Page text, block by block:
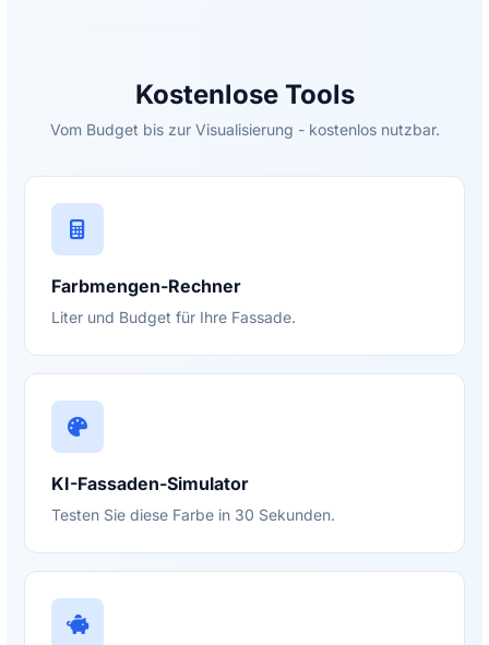
Kostenlose Tools
Vom Budget bis zur Visualisierung - kostenlos nutzbar.
Farbmengen-Rechner
Liter und Budget für Ihre Fassade.
KI-Fassaden-Simulator
Testen Sie diese Farbe in 30 Sekunden.